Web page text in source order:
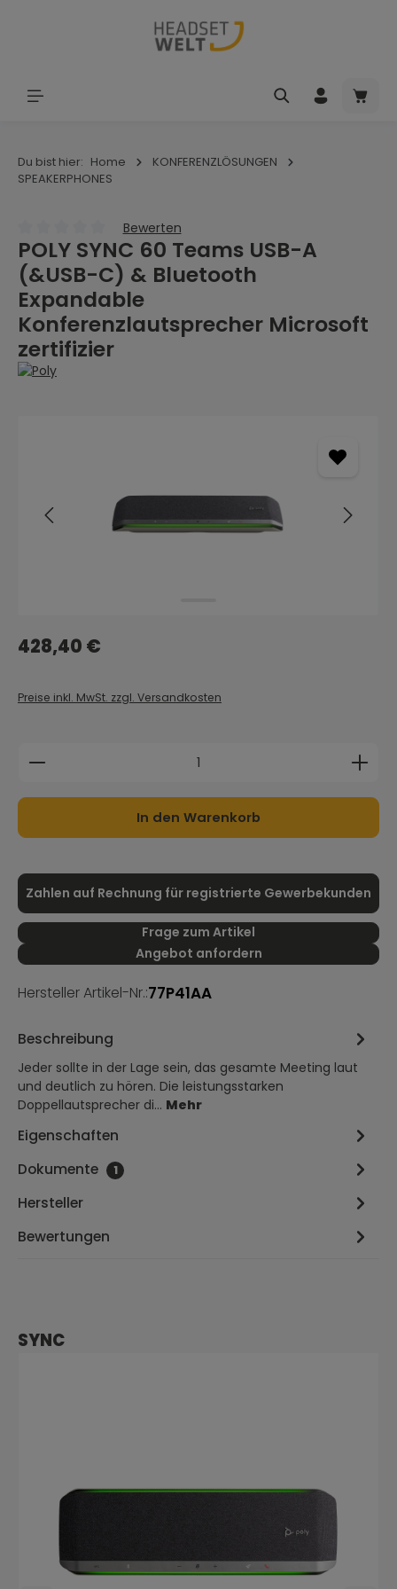
Zum Hauptinhalt springen
Du bist hier: Home
KONFERENZLÖSUNGEN
SPEAKERPHONES
Durchschnittliche Bewertung von 0 von 5 Sternen
Bewerten
POLY SYNC 60 Teams USB-A
(&USB-C) & Bluetooth
Expandable
Konferenzlautsprecher Microsoft
zertifizier
Regulärer Preis:
428,40 €
Preise inkl. MwSt. zzgl. Versandkosten
Produkt Anzahl: Gib den gewünschten Wert
In den Warenkorb
Zahlen auf Rechnung für registrierte Gewerbekunden
Frage zum Artikel
Angebot anfordern
Hersteller Artikel-Nr.:77P41AA
Beschreibung
Jeder sollte in der Lage sein, das gesamte Meeting laut
und deutlich zu hören. Die leistungsstarken
Doppellautsprecher di… Mehr
Eigenschaften
Dokumente
1
Hersteller
Bewertungen
Produktgalerie überspringen
SYNC